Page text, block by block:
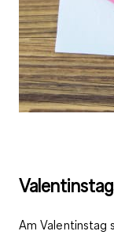
Am Valentinstag